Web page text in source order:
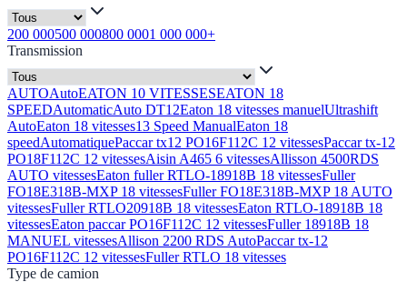
200 000500 000800 0001 000 000+
Transmission
AUTOAutoEATON 10 VITESSESEATON 18
SPEEDAutomaticAuto DT12Eaton 18 vitesses manuelUltrashift
AutoEaton 18 vitesses13 Speed ManualEaton 18
speedAutomatiquePaccar tx12 PO16F112C 12 vitessesPaccar tx-12
PO18F112C 12 vitessesAisin A465 6 vitessesAllisson 4500RDS
AUTO vitessesEaton fuller RTLO-18918B 18 vitessesFuller
FO18E318B-MXP 18 vitessesFuller FO18E318B-MXP 18 AUTO
vitessesFuller RTLO20918B 18 vitessesEaton RTLO-18918B 18
vitessesEaton paccar PO16F112C 12 vitessesFuller 18918B 18
MANUEL vitessesAllison 2200 RDS AutoPaccar tx-12
PO16F112C 12 vitessesFuller RTLO 18 vitesses
Type de camion